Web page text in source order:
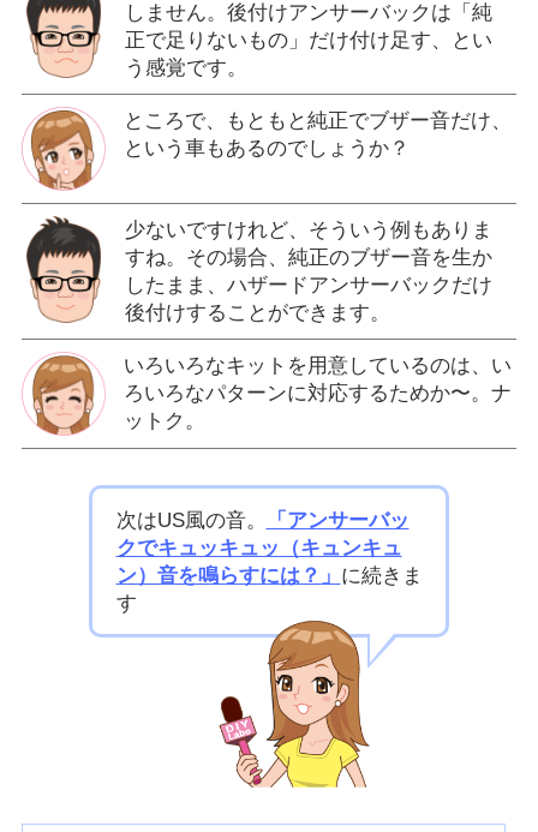
しません。後付けアンサーバックは「純
正で足りないもの」だけ付け足す、とい
う感覚です。
ところで、もともと純正でブザー音だけ、
という車もあるのでしょうか？
少ないですけれど、そういう例もありま
すね。その場合、純正のブザー音を生か
したまま、ハザードアンサーバックだけ
後付けすることができます。
いろいろなキットを用意しているのは、い
ろいろなパターンに対応するためか〜。ナ
ットク。
次はUS風の音。
「アンサーバッ
クでキュッキュッ（キュンキュ
ン）音を鳴らすには？」 に続きま
す